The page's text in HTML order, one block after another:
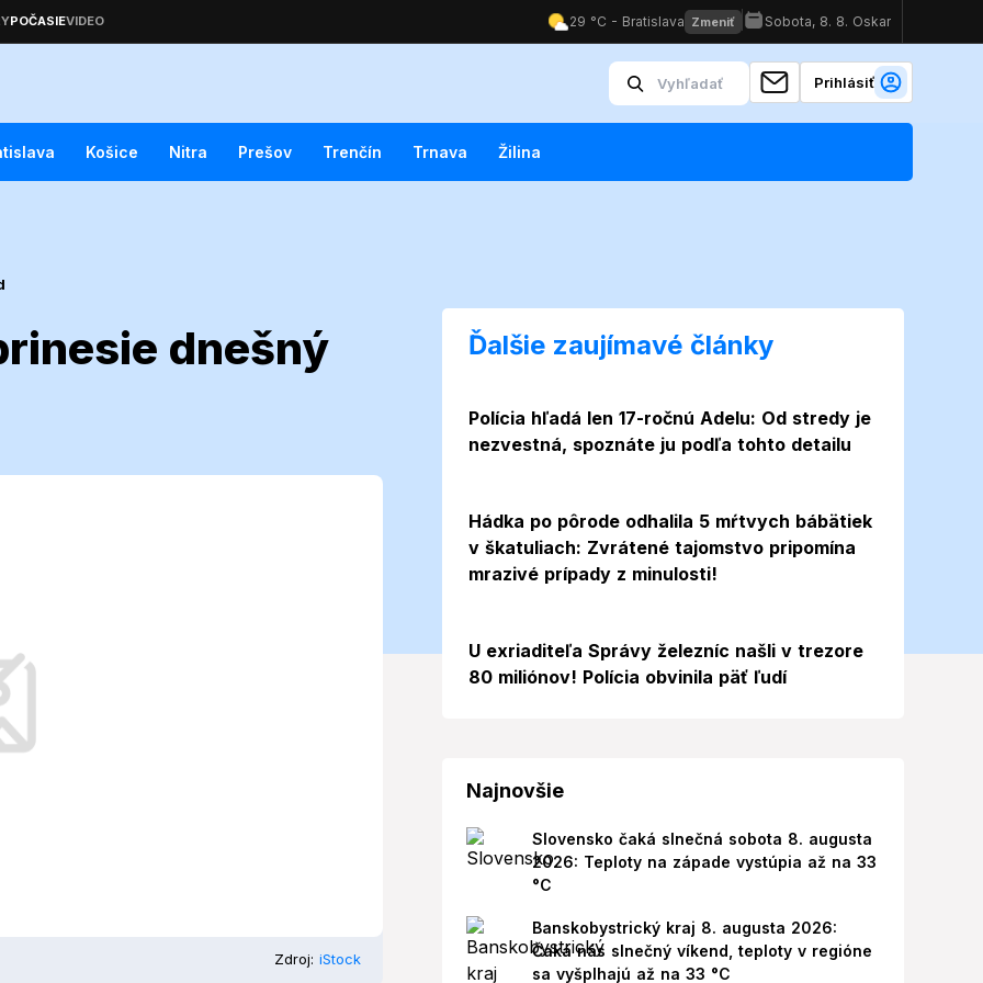
Prihlásiť
Košice Nitra Prešov Trenčín Trnava Žilina
dnešný
Zdroj: iStock
Čo prinesie
Ďalšie zaujímavé články
Polícia hľadá len 17-ročnú Adelu: Od stredy je
nezvestná, spoznáte ju podľa tohto detailu
Hádka po pôrode odhalila 5 mŕtvych bábätiek
v škatuliach: Zvrátené tajomstvo pripomína
mrazivé prípady z minulosti!
U exriaditeľa Správy železníc našli v trezore
80 miliónov! Polícia obvinila päť ľudí
Najnovšie
Slovensko čaká slnečná sobota 8. augusta
2026: Teploty na západe vystúpia až na 33
°C
Banskobystrický kraj 8. augusta 2026:
Čaká nás slnečný víkend, teploty v regióne
sa vyšplhajú až na 33 °C